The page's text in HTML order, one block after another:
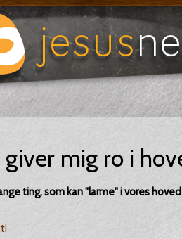
giver mig ro i
ting, som kan "larme" i vores